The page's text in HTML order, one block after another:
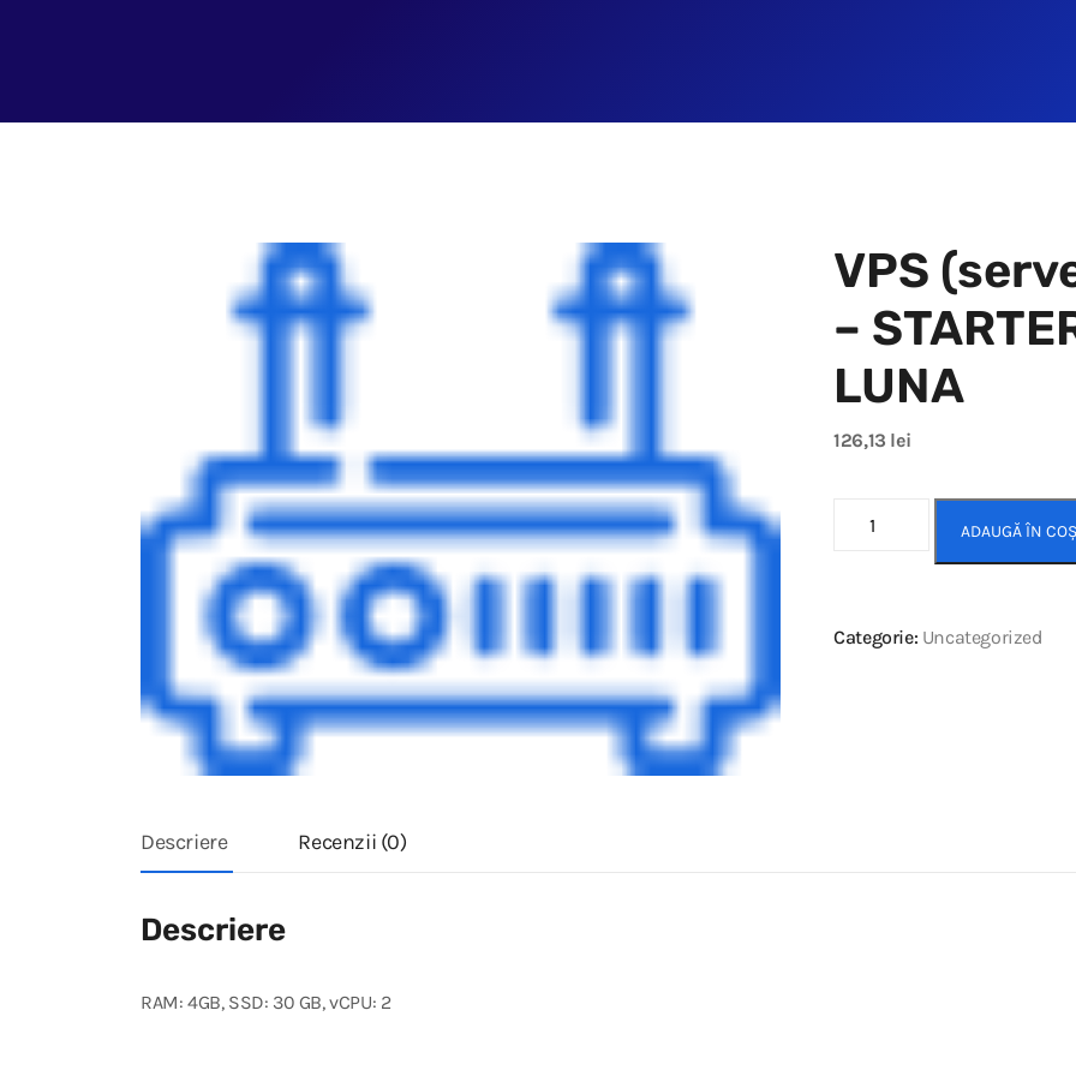
VPS
–
LUNA
126,13 lei
ADAUGĂ ÎN
Categorie: Uncategorized
Descriere Recenzii (0)
Descriere
RAM: 4GB, SSD: 30 GB, vCPU: 2